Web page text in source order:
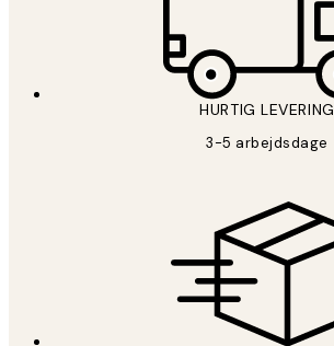
HURTIG LEVERING
3-5 arbejdsdage